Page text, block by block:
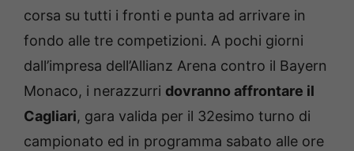
corsa su tutti i fronti e punta ad arrivare in
fondo alle tre competizioni. A pochi giorni
dall’impresa dell’Allianz Arena contro il Bayern
Monaco, i nerazzurri dovranno affrontare il
Cagliari, gara valida per il 32esimo turno di
campionato ed in programma sabato alle ore